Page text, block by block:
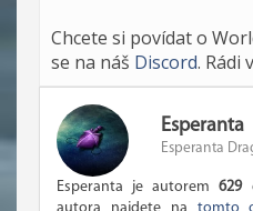
Chcete si povídat o
se na náš Discord. Rádi
Esperanta
Esperanta
Esperanta je autorem629